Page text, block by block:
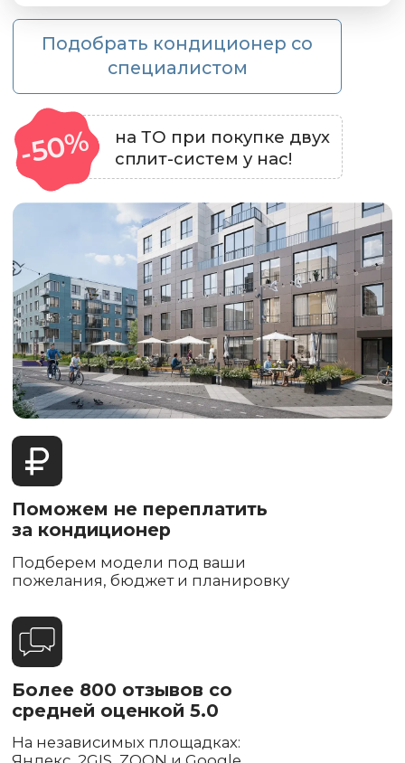
Более 800 отзывов со
средней оценкой 5.0
На независимых площадках:
Яндекс, 2GIS, ZOON и Google
Поможем не переплатить
за кондиционер
Подберем модели под ваши
пожелания, бюджет и планировку
ваше личное время
Оставляем после себя
идеальную чистоту
Используем специальное
оборудование для сохранения чистоты,
включая собственные разработки
Подстраиваемся под ваш
график и не опаздываем
98% неисправностей устраняем на
месте без демонтажа кондиционера
Гарантия 5 лет на монтаж,